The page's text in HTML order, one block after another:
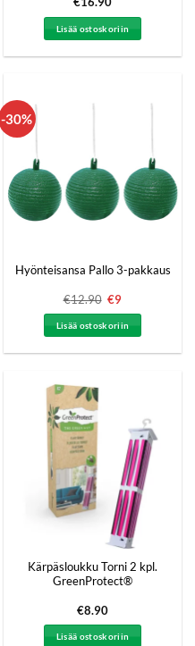
Lisää ostoskoriin
-30%
Hyönteisansa Pallo 3-pakkaus
€12.90 Alkuperäinen
oli:
€12.90.
€9
on:
€9.
Lisää ostoskoriin
Kärpäsloukku Torni 2 kpl.
GreenProtect®
€8.90
Lisää ostoskoriin